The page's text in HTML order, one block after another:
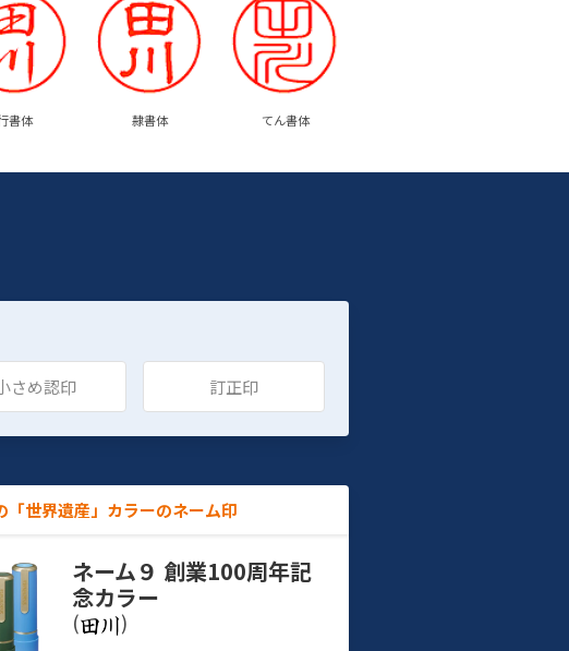
書体 隷書体 てん書体
さめ認印 訂正印
「世界遺産」カラーのネーム印
ネーム９ 創業100周年記
念カラー
(
)